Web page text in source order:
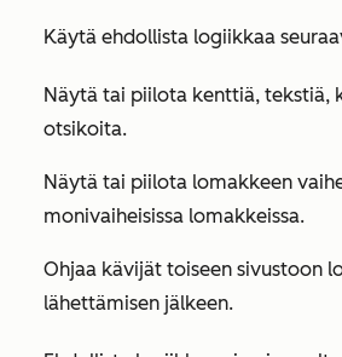
Käytä ehdollista logiikkaa
Näytä tai piilota kenttiä, tekstiä,
otsikoita.
Näytä tai piilota lomakkeen
monivaiheisissa lomakkeissa.
Ohjaa kävijät toiseen sivustoon
lähettämisen jälkeen.